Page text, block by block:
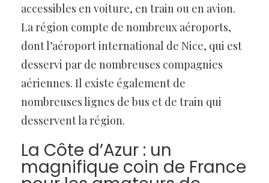
accessibles en voiture, en train ou en avion.
La région compte de nombreux aéroports,
dont l’aéroport international de Nice, qui est
desservi par de nombreuses compagnies
aériennes. Il existe également de
nombreuses lignes de bus et de train qui
desservent la région.
La Côte d’Azur : un
magnifique coin de France